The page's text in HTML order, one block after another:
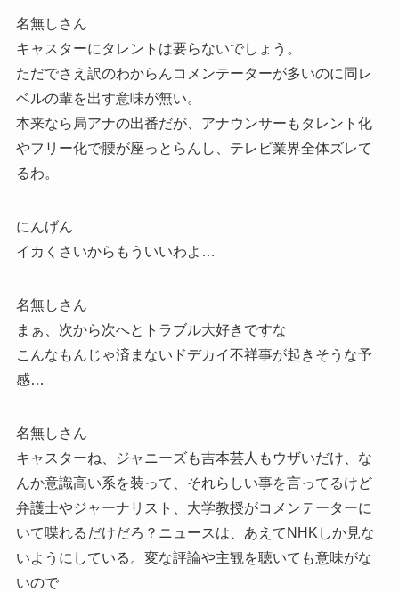
名無しさん
キャスターにタレントは要らないでしょう。
ただでさえ訳のわからんコメンテーターが多いのに同レ
ベルの輩を出す意味が無い。
本来なら局アナの出番だが、アナウンサーもタレント化
やフリー化で腰が座っとらんし、テレビ業界全体ズレて
るわ。
にんげん
イカくさいからもういいわよ…
名無しさん
まぁ、次から次へとトラブル大好きですな
こんなもんじゃ済まないドデカイ不祥事が起きそうな予
感…
名無しさん
キャスターね、ジャニーズも吉本芸人もウザいだけ、な
んか意識高い系を装って、それらしい事を言ってるけど
弁護士やジャーナリスト、大学教授がコメンテーターに
いて喋れるだけだろ？ニュースは、あえてNHKしか見な
いようにしている。変な評論や主観を聴いても意味がな
いので